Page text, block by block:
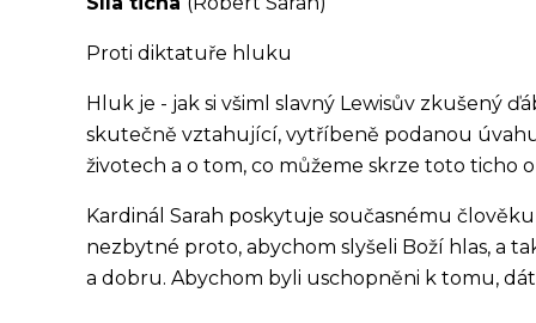
Proti diktatuře hluku
Hluk je - jak si všiml slavný Lewisův zkušený
skutečně vztahující, vytříbeně podanou
životech a o tom, co můžeme skrze toto ticho
Kardinál Sarah poskytuje současnému
nezbytné proto, abychom slyšeli Boží hlas, a
a dobru. Abychom byli uschopněni k tomu,